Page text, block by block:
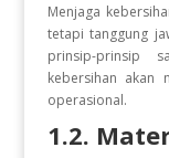
Menjaga
tetapi tanggung
prinsip-prinsip
kebersihan akan
operasional.
1.2.